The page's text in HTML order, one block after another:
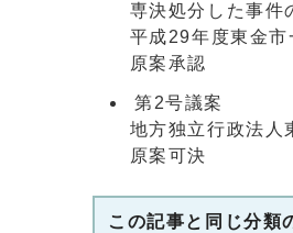
専決処分した事件
平成29年度東金市
原案承認
第2号議案
地方独立行政法人
原案可決
この記事と同じ分類